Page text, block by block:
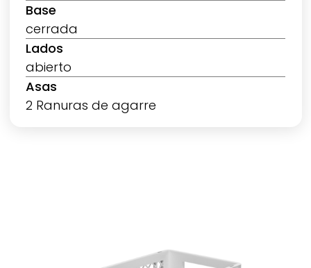
Base
cerrada
Lados
abierto
Asas
2 Ranuras de agarre